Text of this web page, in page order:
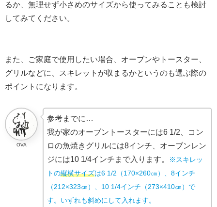
るか、無理せず小さめのサイズから使ってみることも検討
してみてください。
また、ご家庭で使用したい場合、オーブンやトースター、
グリルなどに、スキレットが収まるかというのも選ぶ際の
ポイントになります。
OVA
参考までに…
我が家のオーブントースターには6 1/2、コン
ロの魚焼きグリルには8インチ、オーブンレン
ジには10 1/4インチまで入ります。
※スキレッ
トの縦横サイズは6 1/2（170×260㎝）、8インチ
（212×323㎝）、10 1/4インチ（273×410㎝）で
す。いずれも斜めにして入れます。